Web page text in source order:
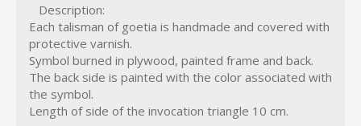
Description:
Each talisman of goetia is handmade and covered with
protective varnish.
Symbol burned in plywood, painted frame and back.
The back side is painted with the color associated with
the symbol.
Length of side of the invocation triangle 10 cm.